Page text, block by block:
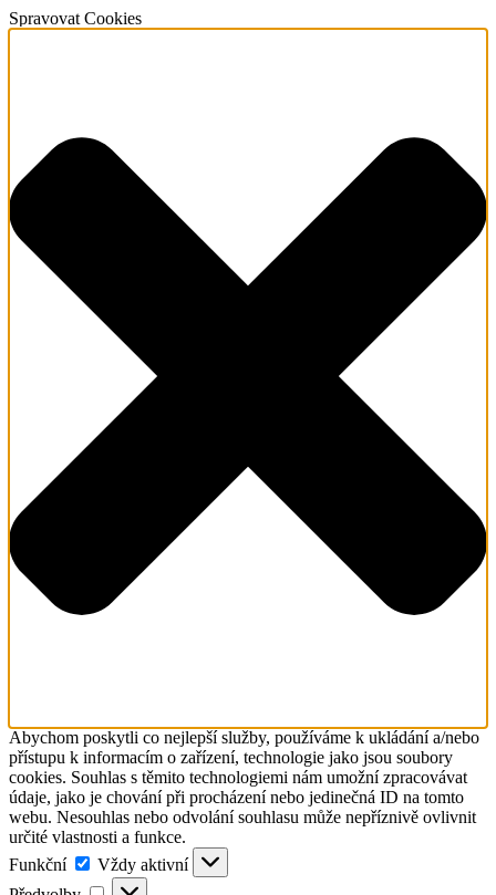
Spravovat Cookies
Abychom poskytli co nejlepší služby, používáme k ukládání a/nebo
přístupu k informacím o zařízení, technologie jako jsou soubory
cookies. Souhlas s těmito technologiemi nám umožní zpracovávat
údaje, jako je chování při procházení nebo jedinečná ID na tomto
webu. Nesouhlas nebo odvolání souhlasu může nepříznivě ovlivnit
určité vlastnosti a funkce.
Funkční
Funkční
Vždy aktivní
Předvolby